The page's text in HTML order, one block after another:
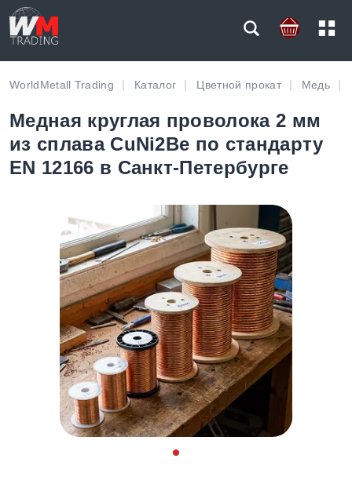
WorldMetall Trading Каталог Цветной прокат Медь
Медная круглая проволока 2 мм
из сплава CuNi2Be по стандарту
EN 12166 в Санкт-Петербурге